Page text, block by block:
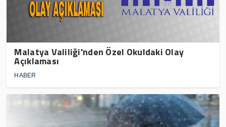
Malatya Valiliği'nden Özel Okuldaki Olay
Açıklaması
HABER